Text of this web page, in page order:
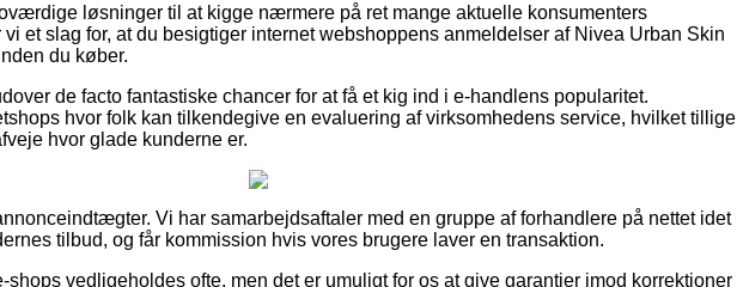
løsninger til at kigge nærmere på ret mange aktuelle konsumenters
et slag for, at du besigtiger internet webshoppens anmeldelser af Nivea Urban Skin
du køber.
de facto fantastiske chancer for at få et kig ind i e-handlens popularitet.
hvor folk kan tilkendegive en evaluering af virksomhedens service, hvilket tillige
hvor glade kunderne er.
Vi har samarbejdsaftaler med en gruppe af forhandlere på nettet idet
tilbud, og får kommission hvis vores brugere laver en transaktion.
shops vedligeholdes ofte, men det er umuligt for os at give garantier imod korrektioner